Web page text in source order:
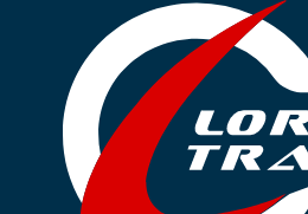
Вынос		сталь
Руль		steel
Грипсы		цветные
Седло		детское на
пружинах
Педали		Пластиковые
Подседельный штырь
сталь
Вес		9.7 кг